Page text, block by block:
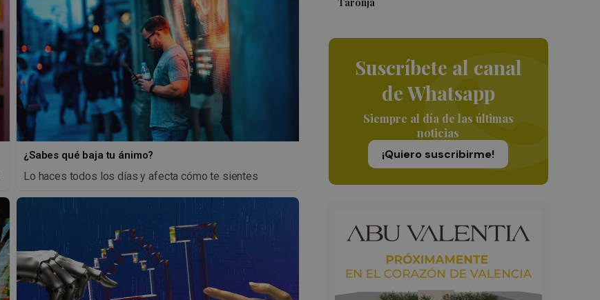
Suscríbete al canal
de Whatsapp
Siempre al día de las últimas
noticias
¡Quiero suscribirme!
¿Sabes qué baja tu ánimo?
Lo haces todos los días y afecta cómo te sientes